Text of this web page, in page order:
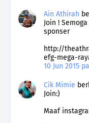
Ain Athirah
Join !
sponser
http://
efg-mega-
10 Jun 2015
Cik Mimie
Join:)
Maaf